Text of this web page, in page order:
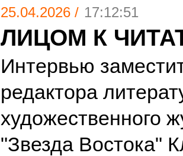
25.04.2026 / 17:12:51
ЛИЦОМ К
Интервью
редактора
художественного
"Звезда Востока"